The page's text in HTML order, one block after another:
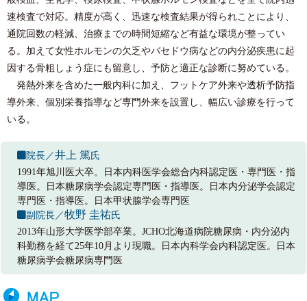
速検査で対応。精度が高く、迅速な検査結果が得られことにより、
通院回数の軽減、治療までの時間短縮など有益な環境が整ってい
る。加えて女性ホルモンの欠乏やバセドウ病などの内分泌疾患に起
因する骨粗しょう症にも留意し、予防と適正な診断に努めている。
発熱外来を含めた一般内科に加え、フットケア外来や透析予防指
導外来、個別栄養指導など専門外来を設置し、幅広い診療を行って
いる。
院長／井上 篤氏
1991年旭川医大卒。日本内科医学会総合内科認定医・専門医・指
導医。日本糖尿病学会認定専門医・指導医。日本内分泌学会認定
専門医・指導医。日本甲状腺学会専門医
副院長／牧野 圭祐氏
2013年山形大学医学部卒業。JCHO北海道病院糖尿病・内分泌内
科勤務を経て25年10月より現職。日本内科学会内科認定医。日本
糖尿病学会糖尿病専門医